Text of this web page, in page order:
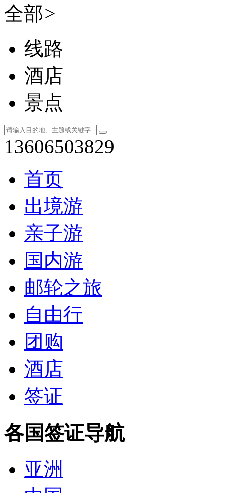
全部>
线路
酒店
景点
13606503829
首页
出境游
亲子游
国内游
邮轮之旅
自由行
团购
酒店
签证
各国签证导航
亚洲